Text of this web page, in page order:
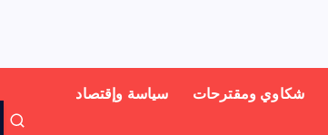
شكاوي ومقترحات سياسة وإقتصاد